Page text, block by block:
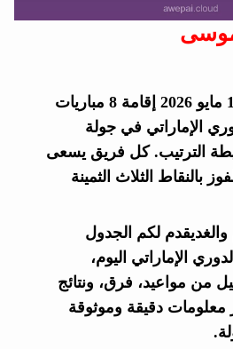
يشهد يوم السبت 16 مايو 2026 إقامة 8 مباريات
الإماراتي في جولة
الترتيب. كل فريق يسعى
بالنقاط الثلاث الثمينة
والغديقدم لكم الجدول
الإماراتي اليوم،
من مواعيد، فرق، ونتائج
معلومات دقيقة وموثوقة